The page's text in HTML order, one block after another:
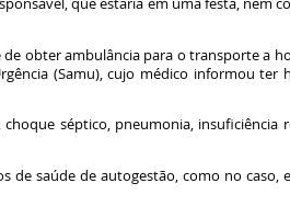
obter ambulância para o transporte a
(Samu), cujo médico informou ter
séptico, pneumonia, insuficiência
saúde de autogestão, como no caso,